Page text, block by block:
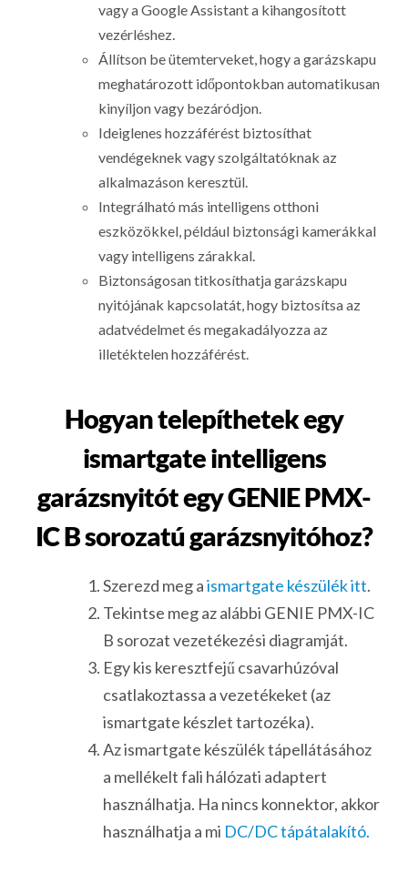
vagy a Google Assistant a kihangosított
vezérléshez.
Állítson be ütemterveket, hogy a garázskapu
meghatározott időpontokban automatikusan
kinyíljon vagy bezáródjon.
Ideiglenes hozzáférést biztosíthat
vendégeknek vagy szolgáltatóknak az
alkalmazáson keresztül.
Integrálható más intelligens otthoni
eszközökkel, például biztonsági kamerákkal
vagy intelligens zárakkal.
Biztonságosan titkosíthatja garázskapu
nyitójának kapcsolatát, hogy biztosítsa az
adatvédelmet és megakadályozza az
illetéktelen hozzáférést.
Hogyan telepíthetek egy
ismartgate intelligens
garázsnyitót egy GENIE PMX-
IC B sorozatú garázsnyitóhoz?
Szerezd meg aismartgate készülék itt.
Tekintse meg az alábbi GENIE PMX-IC
B sorozat vezetékezési diagramját.
Egy kis keresztfejű csavarhúzóval
csatlakoztassa a vezetékeket (az
ismartgate készlet tartozéka).
Az ismartgate készülék tápellátásához
a mellékelt fali hálózati adaptert
használhatja. Ha nincs konnektor, akkor
használhatja a mi DC/DC tápátalakító.